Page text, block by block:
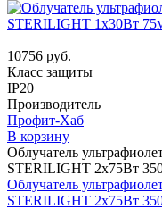
10756 руб.
Класс защиты
IP20
Производитель
Профит-Хаб
В корзину
Облучатель
STERILIGHT 2х75Вт
Облучатель
STERILIGHT 2х75Вт